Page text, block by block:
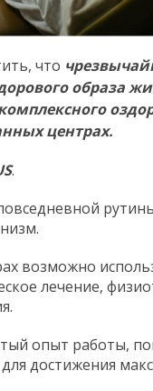
что
образа
центрах.
.
возможно
лечение,
опыт работы,
достижения